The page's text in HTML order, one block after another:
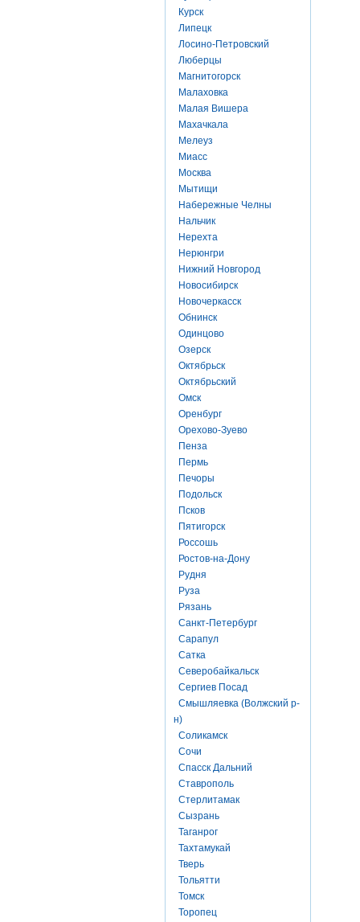
Курск
Липецк
Лосино-Петровский
Люберцы
Магнитогорск
Малаховка
Малая Вишера
Махачкала
Мелеуз
Миасс
Москва
Мытищи
Набережные Челны
Нальчик
Нерехта
Нерюнгри
Нижний Новгород
Новосибирск
Новочеркасск
Обнинск
Одинцово
Озерск
Октябрьск
Октябрьский
Омск
Оренбург
Орехово-Зуево
Пенза
Пермь
Печоры
Подольск
Псков
Пятигорск
Россошь
Ростов-на-Дону
Рудня
Руза
Рязань
Санкт-Петербург
Сарапул
Сатка
Северобайкальск
Сергиев Посад
Смышляевка (Волжский р-
н)
Соликамск
Сочи
Спасск Дальний
Ставрополь
Стерлитамак
Сызрань
Таганрог
Тахтамукай
Тверь
Тольятти
Томск
Торопец